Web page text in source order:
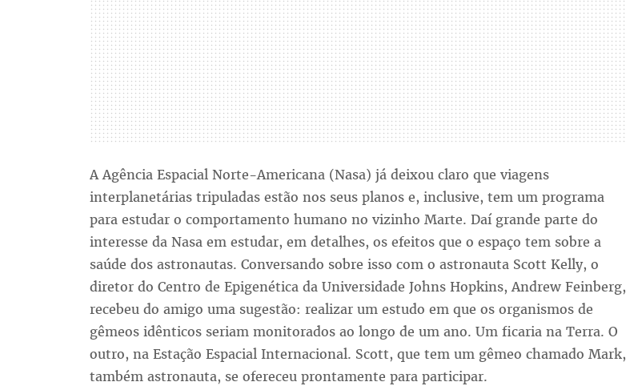
A Agência Espacial Norte-Americana (Nasa) já deixou claro que viagens
interplanetárias tripuladas estão nos seus planos e, inclusive, tem um programa
para estudar o comportamento humano no vizinho Marte. Daí grande parte do
interesse da Nasa em estudar, em detalhes, os efeitos que o espaço tem sobre a
saúde dos astronautas. Conversando sobre isso com o astronauta Scott Kelly, o
diretor do Centro de Epigenética da Universidade Johns Hopkins, Andrew Feinberg,
recebeu do amigo uma sugestão: realizar um estudo em que os organismos de
gêmeos idênticos seriam monitorados ao longo de um ano. Um ficaria na Terra. O
outro, na Estação Espacial Internacional. Scott, que tem um gêmeo chamado Mark,
também astronauta, se ofereceu prontamente para participar.